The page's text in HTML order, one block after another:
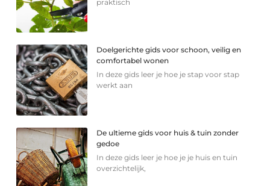
praktisch
Doelgerichte gids voor schoon, veilig en
comfortabel wonen
In deze gids leer je hoe je stap voor stap
werkt aan
De ultieme gids voor huis & tuin zonder
gedoe
In deze gids leer je hoe je je huis en tuin
overzichtelijk,